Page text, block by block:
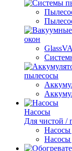
окон
пылесосы
Насосы
Для чистой /
Насосы
Насосы